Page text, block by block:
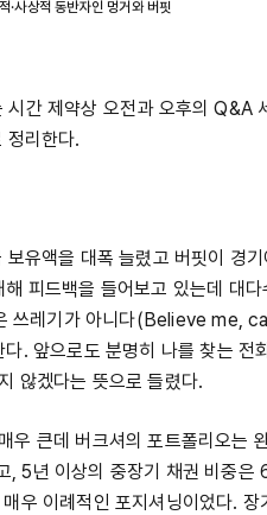
·사상적 동반자인 멍거와 버핏
간 제약상 오전과 오후의 Q&A
정리한다.
유액을 대폭 늘렸고 버핏이 경
피드백을 들어보고 있는데 대
쓰레기가 아니다(Believe me,
. 앞으로도 분명히 나를 찾는 전
않겠다는 뜻으로 들렸다.
우 큰데 버크셔의 포트폴리오는
, 5년 이상의 중장기 채권 비중은
우 이례적인 포지셔닝이었다. 장